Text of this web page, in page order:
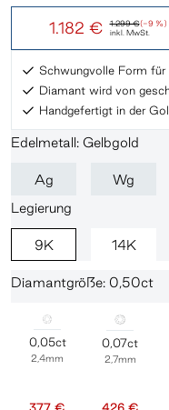
1.299 €(-9 %)
1.182 € inkl. MwSt.
Schwungvolle Form
Diamant wird von
Handgefertigt in der
Edelmetall: Gelbgold
Ag Wg
Legierung
9K 14K
Diamantgröße: 0,50ct
0,05ct
2,4mm
377 €
0,07ct
2,7mm
426 €